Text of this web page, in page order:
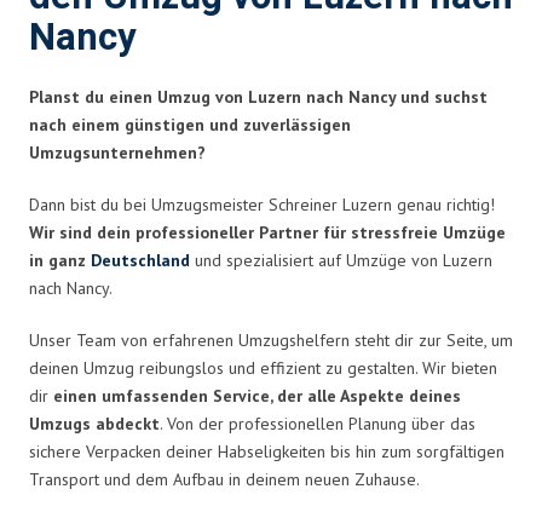
Nancy
Planst du einen Umzug von Luzern nach Nancy und suchst
nach einem günstigen und zuverlässigen
Umzugsunternehmen?
Dann bist du bei Umzugsmeister Schreiner Luzern genau richtig!
Wir sind dein professioneller Partner für stressfreie Umzüge
in ganz Deutschland und spezialisiert auf Umzüge von Luzern
nach Nancy.
Unser Team von erfahrenen Umzugshelfern steht dir zur Seite, um
deinen Umzug reibungslos und effizient zu gestalten. Wir bieten
dir einen umfassenden Service, der alle Aspekte deines
Umzugs abdeckt. Von der professionellen Planung über das
sichere Verpacken deiner Habseligkeiten bis hin zum sorgfältigen
Transport und dem Aufbau in deinem neuen Zuhause.